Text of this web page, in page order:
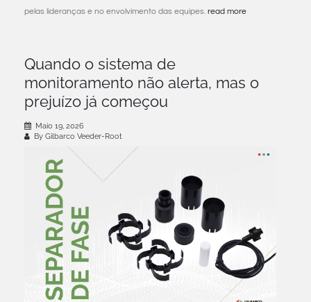
pelas lideranças e no envolvimento das equipes. read more
Quando o sistema de
monitoramento não alerta, mas o
prejuízo já começou
Maio 19, 2026
By Gilbarco Veeder-Root